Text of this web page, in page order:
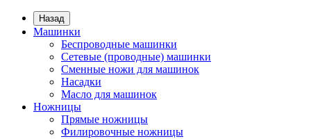
Назад
Машинки
Беспроводные машинки
Сетевые (проводные) машинки
Сменные ножи для машинок
Насадки
Масло для машинок
Ножницы
Прямые ножницы
Филировочные ножницы